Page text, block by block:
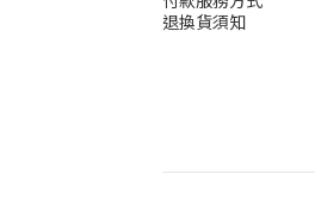
退換貨須知